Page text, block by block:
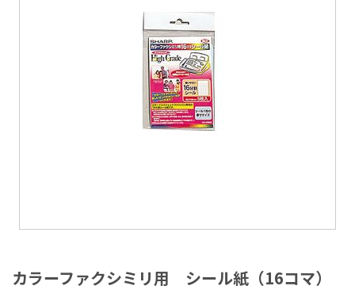
カラーファクシミリ用 シール紙（16コマ）
メ
ー